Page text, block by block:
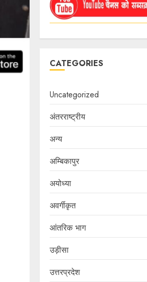
CATEGORIES
Uncategorized
अंतरराष्ट्रीय
अन्य
अम्बिकापुर
अयोध्या
अवर्गीकृत
आंतरिक भाग
उड़ीसा
उत्तरप्रदेश